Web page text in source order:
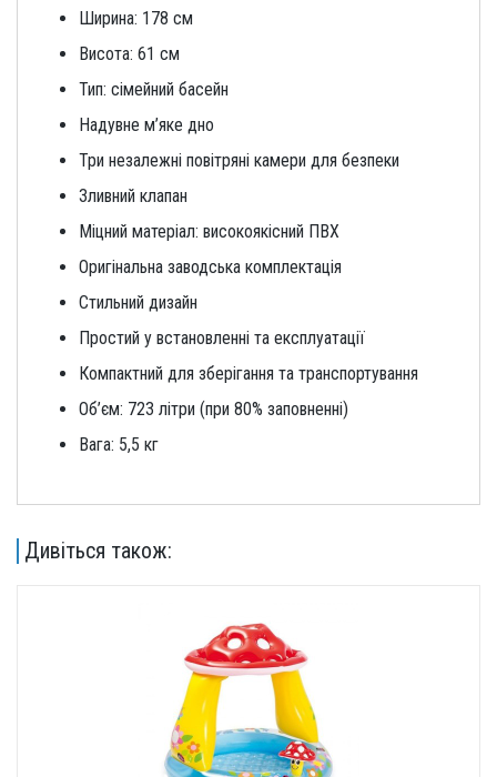
Ширина: 178 см
Висота: 61 см
Тип: сімейний басейн
Надувне м’яке дно
Три незалежні повітряні камери для безпеки
Зливний клапан
Міцний матеріал: високоякісний ПВХ
Оригінальна заводська комплектація
Стильний дизайн
Простий у встановленні та експлуатації
Компактний для зберігання та транспортування
Об’єм: 723 літри (при 80% заповненні)
Вага: 5,5 кг
Дивіться також: